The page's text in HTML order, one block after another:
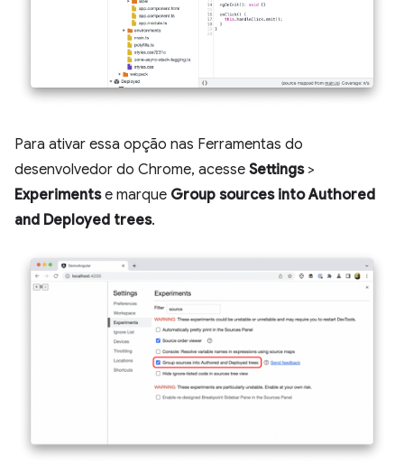
Para ativar essa opção nas Ferramentas do
desenvolvedor do Chrome, acesse Settings>
Experimentse marque Group sources into Authored
and Deployed trees.